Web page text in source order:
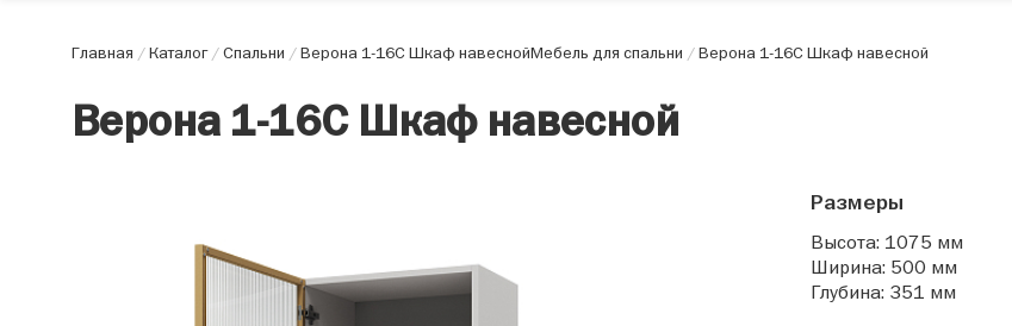
Главная /Каталог/Спальни /Верона 1-16С Шкаф навеснойМебель для спальни /Верона 1-16С Шкаф навесной
Верона 1-16С Шкаф навесной
Размеры
Высота: 1075 мм
Ширина: 500 мм
Глубина: 351 мм